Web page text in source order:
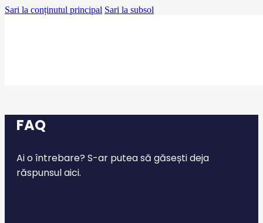
Sari la conținutul principal Sari la subsol
FAQ
Ai o întrebare? S-ar putea să găsești deja
răspunsul aici.